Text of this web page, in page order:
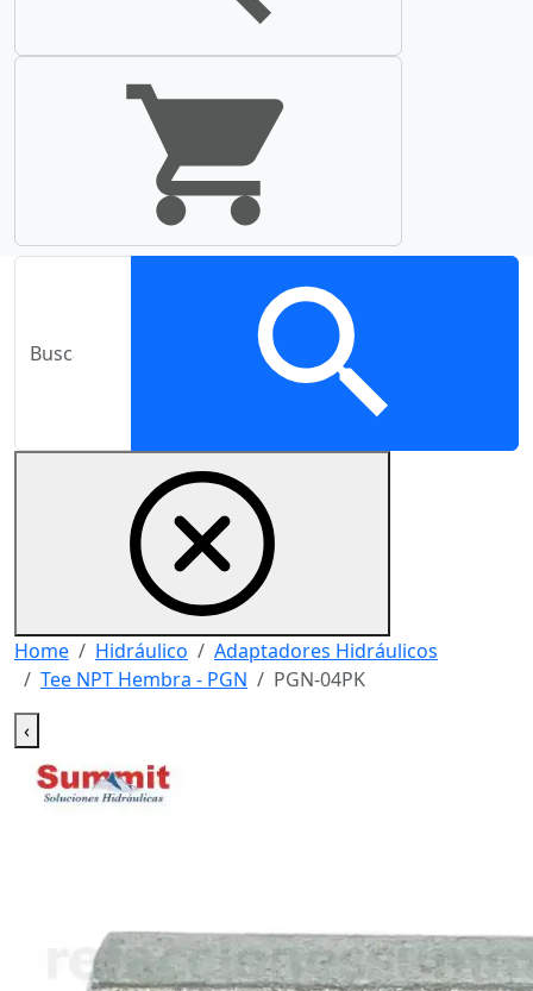
Home Hidráulico
Adaptadores Hidráulicos
Tee NPT Hembra - PGN
PGN-04PK
‹